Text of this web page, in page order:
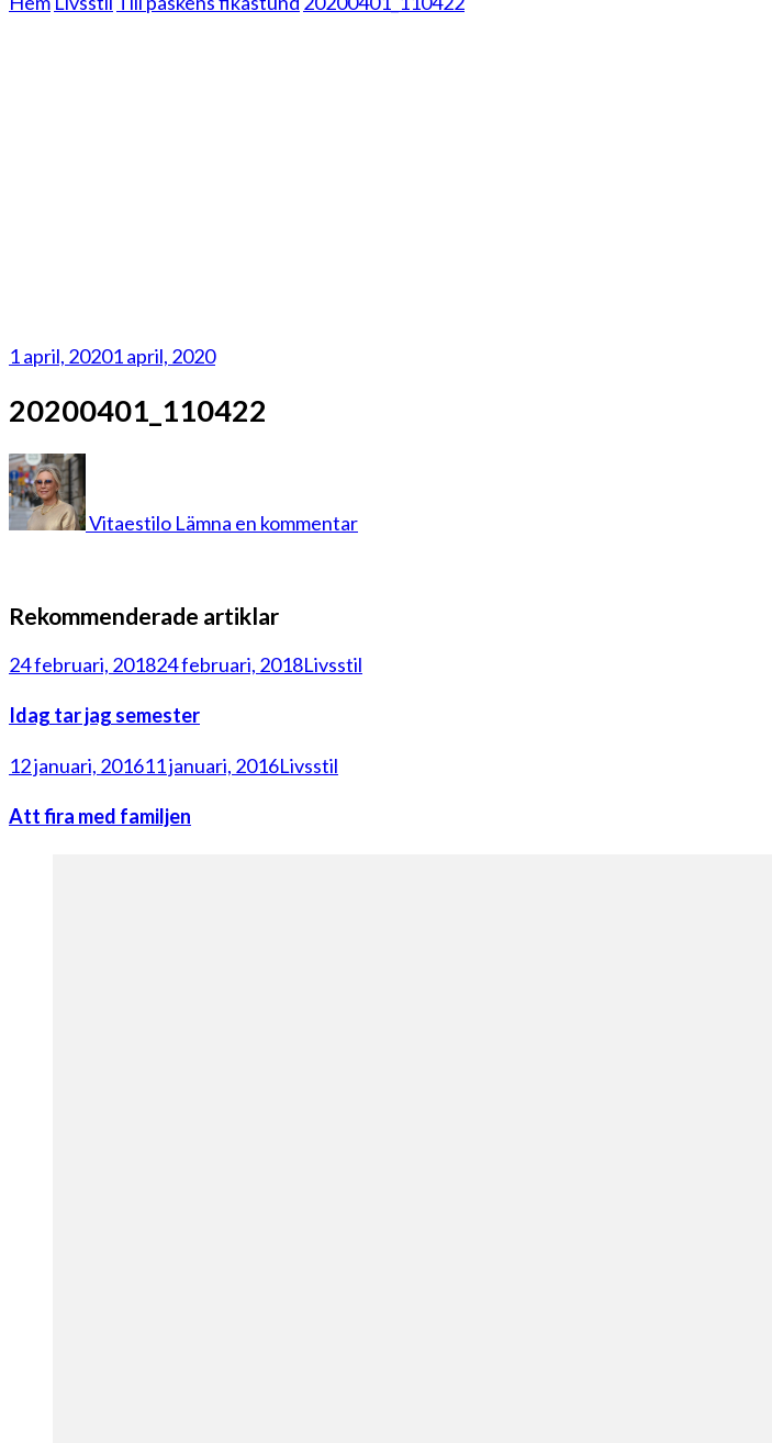
1 april, 20201 april, 2020
20200401_110422
Vitaestilo Lämna en kommentar
Rekommenderade artiklar
24 februari, 201824 februari, 2018Livsstil
Idag tar jag semester
12 januari, 201611 januari, 2016Livsstil
Att fira med familjen